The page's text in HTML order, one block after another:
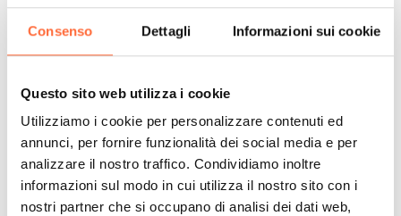
Consenso Dettagli Informazioni sui cookie
Questo sito web utilizza i cookie
Utilizziamo i cookie per personalizzare contenuti ed
annunci, per fornire funzionalità dei social media e per
analizzare il nostro traffico. Condividiamo inoltre
informazioni sul modo in cui utilizza il nostro sito con i
nostri partner che si occupano di analisi dei dati web,
nello sviluppo disoftware su misura con AIe
nell’integrazione dell’intelligenza artificiale nei
processi esistenti. Sia che l’obiettivo sia un prototipo
app professionale
partenza è sempre capire cosa si vuole ottenere e
qual è il modo più efficace per arrivarci.
Consulenza IT : valutazione dell’infrastruttura,
scelta degli strumenti e piano di sviluppo.